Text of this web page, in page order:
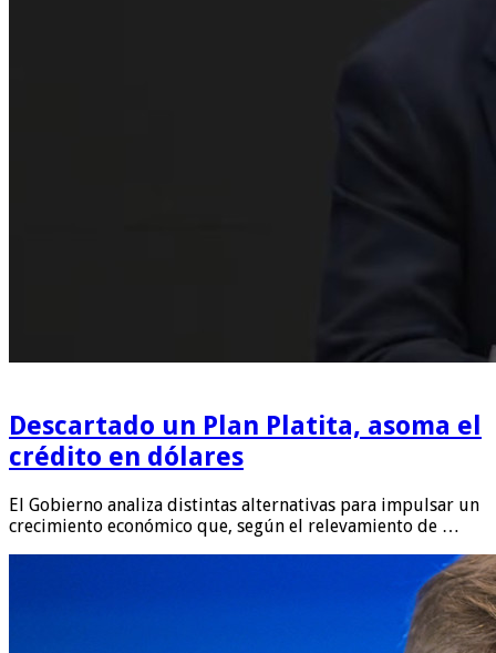
Descartado un Plan Platita, asoma el
crédito en dólares
El Gobierno analiza distintas alternativas para impulsar un
crecimiento económico que, según el relevamiento de …